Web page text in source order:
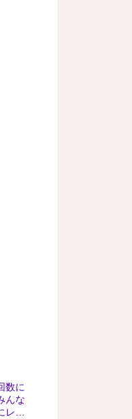
数に
んな
レ